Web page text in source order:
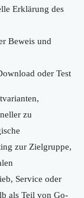
Erklärung des
Beweis und
oder Test
zu
zur Zielgruppe,
Service oder
als Teil von Go-